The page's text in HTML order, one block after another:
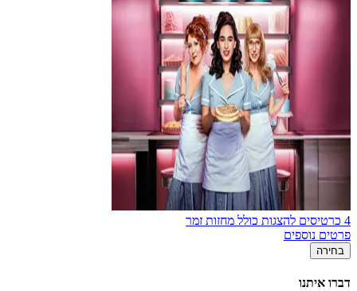
4 כרטיסים להצגות כולל מחזות זמר
פרטים נוספים
בחירה
דברו איתנו